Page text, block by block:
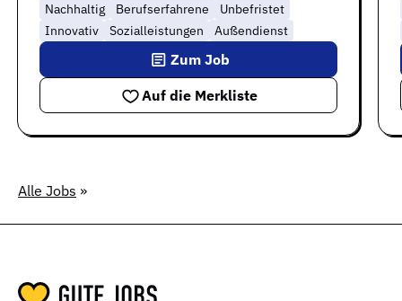
Nachhaltig Berufserfahrene
Unbefristet
Innovativ
Sozialleistungen Außendienst
Auf die Merkliste
Zum Job
Alle Jobs »